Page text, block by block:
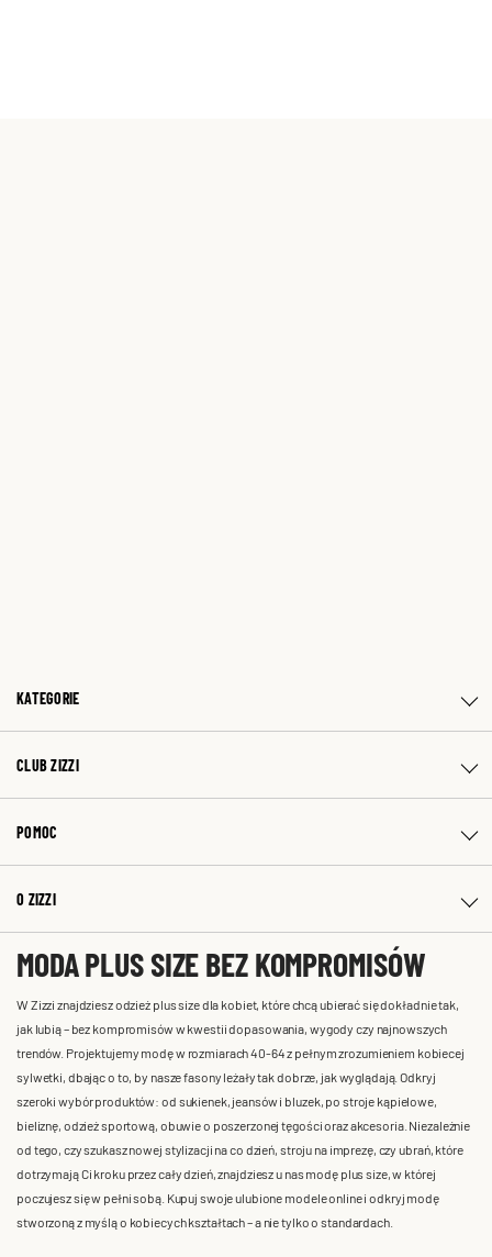
KATEGORIE
CLUB ZIZZI
POMOC
O ZIZZI
MODA PLUS SIZE BEZ KOMPROMISÓW
W Zizzi znajdziesz odzież plus size dla kobiet, które chcą ubierać się dokładnie tak,
jak lubią – bez kompromisów w kwestii dopasowania, wygody czy najnowszych
trendów. Projektujemy modę w rozmiarach 40-64 z pełnym zrozumieniem kobiecej
sylwetki, dbając o to, by nasze fasony leżały tak dobrze, jak wyglądają. Odkryj
szeroki wybór produktów: od sukienek, jeansów i bluzek, po stroje kąpielowe,
bieliznę, odzież sportową, obuwie o poszerzonej tęgości oraz akcesoria. Niezależnie
od tego, czy szukasz nowej stylizacji na co dzień, stroju na imprezę, czy ubrań, które
dotrzymają Ci kroku przez cały dzień, znajdziesz u nas modę plus size, w której
poczujesz się w pełni sobą. Kupuj swoje ulubione modele online i odkryj modę
stworzoną z myślą o kobiecych kształtach – a nie tylko o standardach.